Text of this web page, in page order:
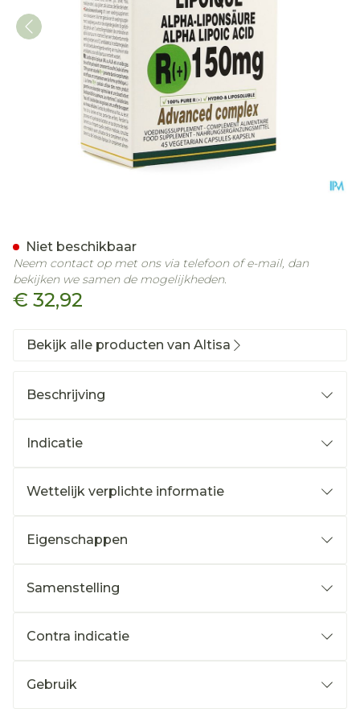
€ 32,92
Niet beschikbaar
Neem contact op met ons via telefoon of e-mail, dan
bekijken we samen de mogelijkheden.
Bekijk alle producten van Altisa
Beschrijving
Indicatie
Wettelijk verplichte informatie
Eigenschappen
Samenstelling
Contra indicatie
Gebruik